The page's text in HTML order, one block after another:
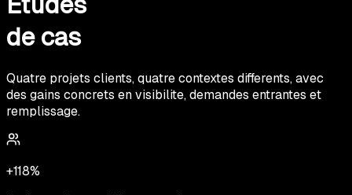
de cas
Quatre projets clients, quatre contextes differents, avec
des gains concrets en visibilite, demandes entrantes et
remplissage.
+118%